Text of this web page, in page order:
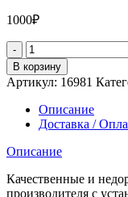
1000₽
Количество
товара
Кованый
каминный
набор
в
гостиный
домик
В корзину
Артикул: 16981
Описание
Доставка /
Описание
Качественные и
производителя с